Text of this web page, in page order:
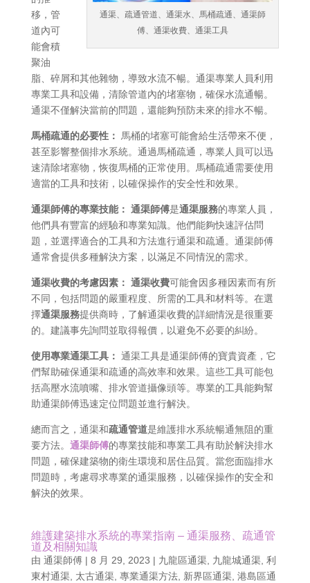
通渠、疏通管道、通渠水、馬桶疏通、通渠師
傅、通渠收費、通渠工具
移，管
道內可
能會積
聚油
脂、碎屑和其他雜物，導致水流不暢。通渠專業人員利用
專業工具和設備，清除管道內的堵塞物，確保水流通暢。
通渠不僅解決當前的問題，還能夠預防未來的排水不暢。
馬桶疏通的必要性：
馬桶的堵塞可能會給生活帶來不便，
甚至影響整個排水系統。通過馬桶疏通，專業人員可以迅
速清除堵塞物，恢復馬桶的正常使用。馬桶疏通需要使用
適當的工具和技術，以確保操作的安全性和效果。
通渠師傅的專業技能： 通渠師傅是通渠服務的專業人員，
他們具有豐富的經驗和專業知識。他們能夠快速評估問
題，並選擇適合的工具和方法進行通渠和疏通。通渠師傅
通常會提供多種解決方案，以滿足不同情況的需求。
通渠收費的考慮因素： 通渠收費可能會因多種因素而有所
不同，包括問題的嚴重程度、所需的工具和材料等。在選
擇通渠服務提供商時，了解通渠收費的詳細情況是很重要
的。建議事先詢問並取得報價，以避免不必要的糾紛。
使用專業通渠工具： 通渠工具是通渠師傅的寶貴資產，它
們幫助確保通渠和疏通的高效率和效果。這些工具可能包
括高壓水流噴嘴、排水管道攝像頭等。專業的工具能夠幫
助通渠師傅迅速定位問題並進行解決。
總而言之，通渠和疏通管道是維護排水系統暢通無阻的重
要方法。 通渠師傅的專業技能和專業工具有助於解決排水
問題，確保建築物的衛生環境和居住品質。當您面臨排水
問題時，考慮尋求專業的通渠服務，以確保操作的安全和
解決的效果。
維護建築排水系統的專業指南 – 通渠服務、疏通管
道及相關知識
由 通渠師傅| 8 月 29, 2023 | 九龍區通渠, 九龍城通渠, 利
東村通渠, 太古通渠, 專業通渠方法, 新界區通渠, 港島區通